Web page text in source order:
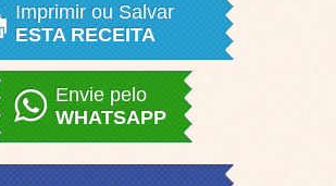
Imprimir ou Salvar
ESTA RECEITA
Envie pelo
WHATSAPP